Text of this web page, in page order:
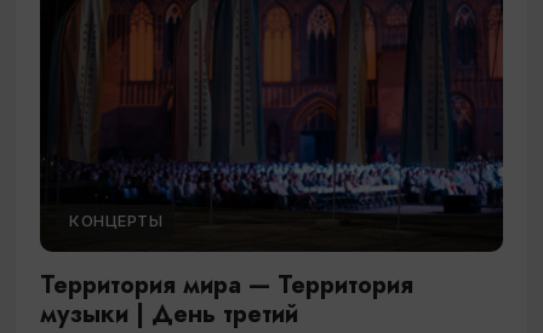
КОНЦЕРТЫ
Территория мира — Территория
музыки | День третий